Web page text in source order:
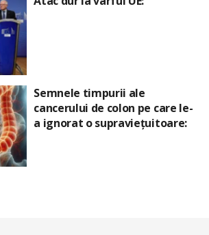
Semnele timpurii ale
cancerului de colon pe care le-
a ignorat o supraviețuitoare: